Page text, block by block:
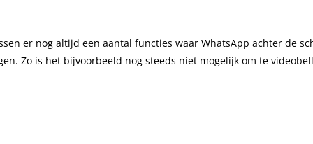
er nog altijd een aantal functies waar WhatsApp achter de
Zo is het bijvoorbeeld nog steeds niet mogelijk om te